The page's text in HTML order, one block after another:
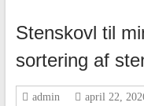
Stenskovl til
sortering af
admin april 22,